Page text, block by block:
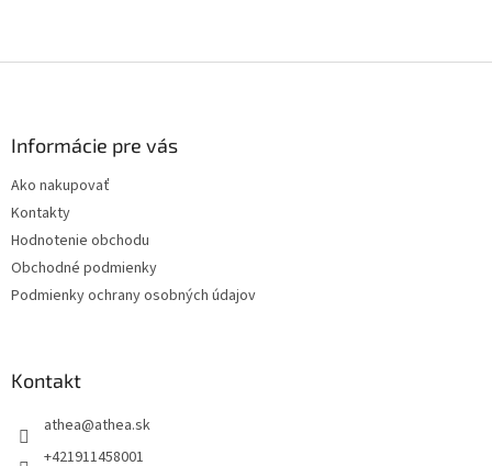
Informácie pre vás
Ako nakupovať
Kontakty
Hodnotenie obchodu
Obchodné podmienky
Podmienky ochrany osobných údajov
Kontakt
athea@athea.sk
+421911458001